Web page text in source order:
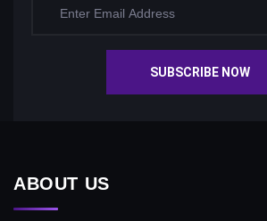
SUBSCRIBE NOW
ABOUT US